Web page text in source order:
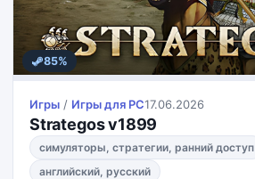
85%
Игры / Игры для PС17.06.2026
Strategos v1899
симуляторы, стратегии, ранний доступ
английский, русский